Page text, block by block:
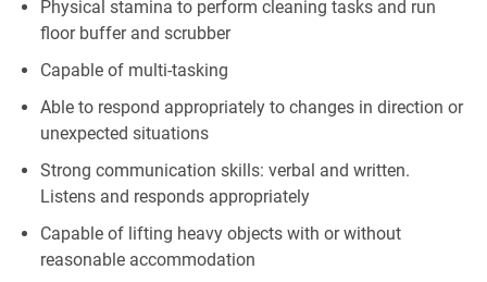
Physical stamina to perform cleaning tasks and run
floor buffer and scrubber
Capable of multi-tasking
Able to respond appropriately to changes in direction or
unexpected situations
Strong communication skills: verbal and written.
Listens and responds appropriately
Capable of lifting heavy objects with or without
reasonable accommodation